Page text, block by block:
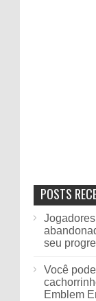
POSTS
seu
Você
Emblem